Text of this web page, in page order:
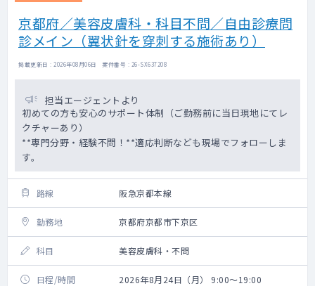
京都府／美容皮膚科・科目不問／自由診療問
診メイン（翼状針を穿刺する施術あり）
掲載更新日 : 2026年08月06日 案件番号 : 26-SX637208
担当エージェントより
初めての方も安心のサポート体制（ご勤務前に当日現地にてレ
クチャーあり）
**専門分野・経験不問！**適応判断なども現場でフォローしま
す。
路線 阪急京都本線
勤務地 京都府京都市下京区
科目 美容皮膚科・不問
日程/時間 2026年8月24日（月） 9:00～19:00